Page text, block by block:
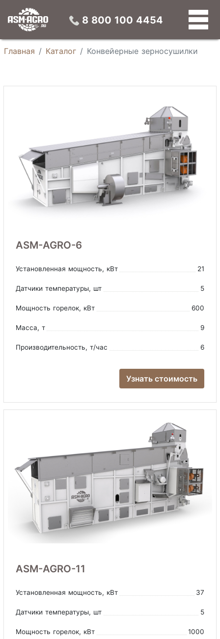
8 800 100 4454
Главная Каталог Конвейерные зерносушилки
ASM-AGRO-6
Установленная мощность, кВт 21
Датчики температуры, шт 5
Мощность горелок, кВт 600
Масса, т 9
Производительность, т/час 6
Узнать стоимость
ASM-AGRO-11
Установленная мощность, кВт 37
Датчики температуры, шт 5
Мощность горелок, кВт 1000